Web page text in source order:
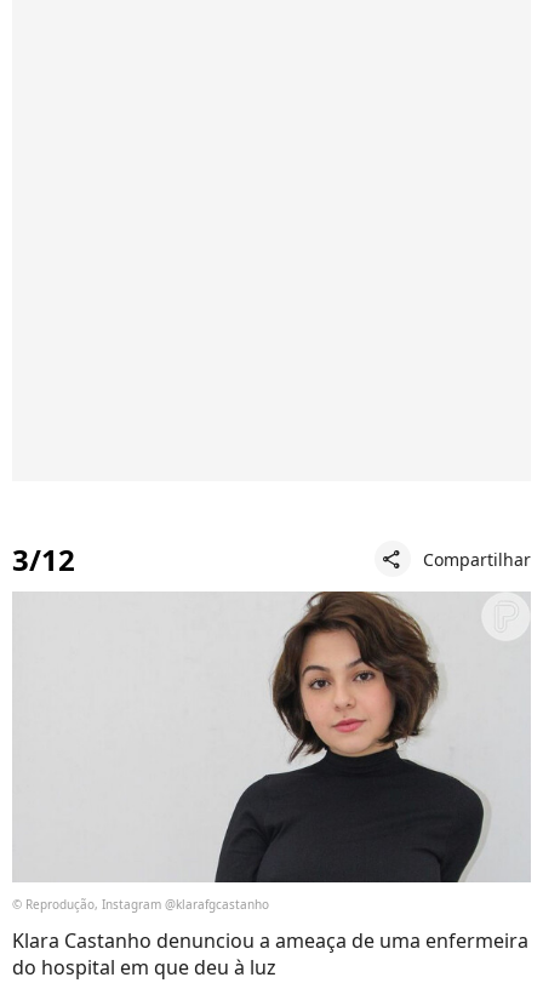
3/12 share Compartilhar
© Reprodução, Instagram @klarafgcastanho
Klara Castanho denunciou a ameaça de uma enfermeira
do hospital em que deu à luz